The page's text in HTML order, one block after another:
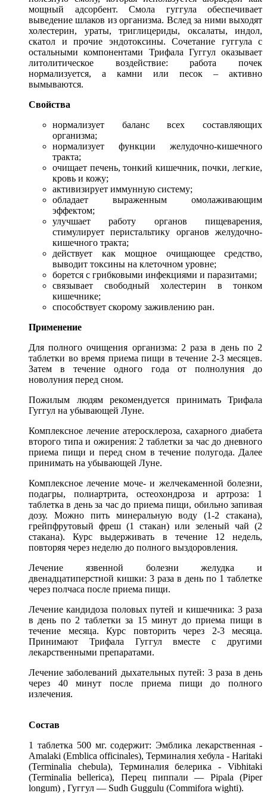
мощный адсорбент. Смола гуггула обеспечивает
выведение шлаков из организма. Вслед за ними выходят
холестерин, ураты, триглицериды, оксалаты, индол,
скатол и прочие эндотоксины. Сочетание гуггула с
остальными компонентами Трифала Гуггул оказывает
литолитическое воздействие: работа почек
нормализуется, а камни или песок – активно
вымываются.
Свойства
нормализует баланс всех составляющих
организма;
нормализует функции желудочно-кишечного
тракта;
очищает печень, тонкий кишечник, почки, легкие,
кровь и кожу;
активизирует иммунную систему;
обладает выраженным омолаживающим
эффектом;
улучшает работу органов пищеварения,
стимулирует перистальтику органов желудочно-
кишечного тракта;
действует как мощное очищающее средство,
выводит токсины на клеточном уровне;
борется с грибковыми инфекциями и паразитами;
связывает свободный холестерин в тонком
кишечнике;
​способствует скорому заживлению ран.
Применение
Для полного очищения организма: 2 раза в день по 2
таблетки во время приема пищи в течение 2-3 месяцев.
Затем в течение одного года от полнолуния до
новолуния перед сном.
Пожилым людям рекомендуется принимать Трифала
Гуггул на убывающей Луне.
Комплексное лечение атеросклероза, сахарного диабета
второго типа и ожирения: 2 таблетки за час до дневного
приема пищи и перед сном в течение полугода. Далее
принимать на убывающей Луне.
Комплексное лечение моче- и желчекаменной болезни,
подагры, полиартрита, остеохондроза и артроза: 1
таблетка в день за час до приема пищи, обильно запивая
дозу. Можно пить минеральную воду (1-2 стакана),
грейпфрутовый фреш (1 стакан) или зеленый чай (2
стакана). Курс выдерживать в течение 12 недель,
повторяя через неделю до полного выздоровления.
Лечение язвенной болезни желудка и
двенадцатиперстной кишки: 3 раза в день по 1 таблетке
через полчаса после приема пищи.
Лечение кандидоза половых путей и кишечника: 3 раза
в день по 2 таблетки за 15 минут до приема пищи в
течение месяца. Курс повторить через 2-3 месяца.
Принимают Трифала Гуггул вместе с другими
лекарственными препаратами.
Лечение заболеваний дыхательных путей: 3 раза в день
через 40 минут после приема пищи до полного
излечения.
Состав
1 таблетка 500 мг. содержит: Эмблика лекарственная -
Amalaki (Emblica officinalеs), Терминалия хебула - Haritaki
(Terminalia chebula), Терминалия белерика - Vibhitaki
(Terminalia bellerica), Перец пиппали — Pipala (Piper
longum) , Гуггул — Sudh Guggulu (Commifora wighti).